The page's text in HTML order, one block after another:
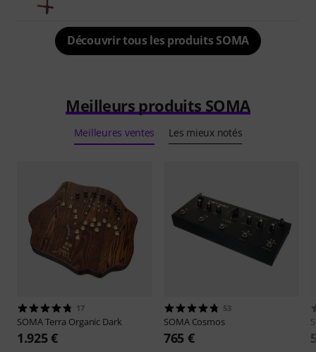
Découvrir tous les produits SOMA
Meilleurs produits SOMA
Meilleures ventes Les mieux notés
17
SOMATerra Organic Dark
1.925 €
53
SOMA Cosmos
765 €